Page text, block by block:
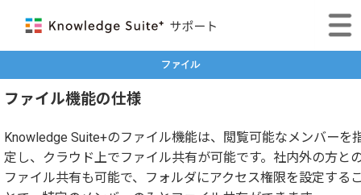
ファイル
ファイル機能の仕様
Knowledge Suite+のファイル機能は、閲覧可能なメンバーを
定し、クラウド上でファイル共有が可能です。社内外の方と
ファイル共有も可能で、フォルダにアクセス権限を設定する